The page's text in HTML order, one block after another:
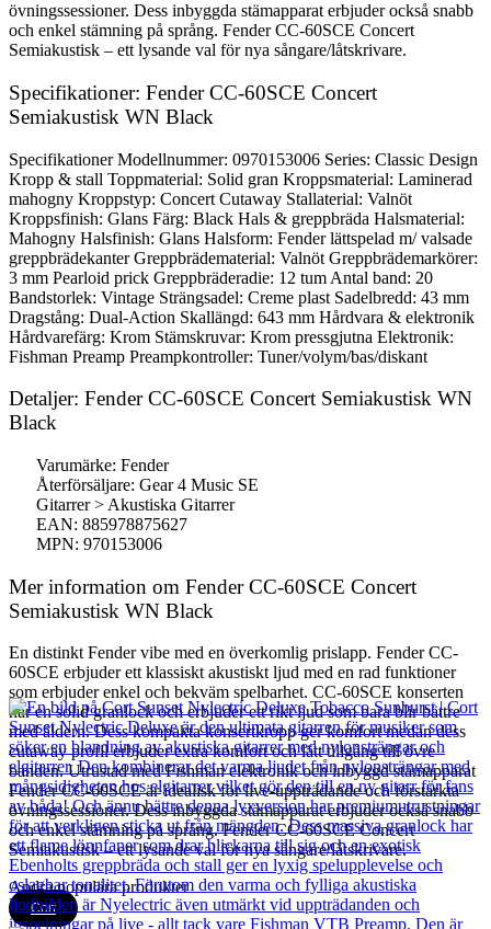
övningssessioner. Dess inbyggda stämapparat erbjuder också snabb
och enkel stämning på språng. Fender CC-60SCE Concert
Semiakustisk – ett lysande val för nya sångare/låtskrivare.
Specifikationer: Fender CC-60SCE Concert
Semiakustisk WN Black
Specifikationer Modellnummer: 0970153006 Series: Classic Design
Kropp & stall Toppmaterial: Solid gran Kroppsmaterial: Laminerad
mahogny Kroppstyp: Concert Cutaway Stallaterial: Valnöt
Kroppsfinish: Glans Färg: Black Hals & greppbräda Halsmaterial:
Mahogny Halsfinish: Glans Halsform: Fender lättspelad m/ valsade
greppbrädekanter Greppbrädematerial: Valnöt Greppbrädemarkörer:
3 mm Pearloid prick Greppbräderadie: 12 tum Antal band: 20
Bandstorlek: Vintage Strängsadel: Creme plast Sadelbredd: 43 mm
Dragstång: Dual-Action Skallängd: 643 mm Hårdvara & elektronik
Hårdvarefärg: Krom Stämskruvar: Krom pressgjutna Elektronik:
Fishman Preamp Preampkontroller: Tuner/volym/bas/diskant
Detaljer: Fender CC-60SCE Concert Semiakustisk WN
Black
Varumärke: Fender
Återförsäljare: Gear 4 Music SE
Gitarrer > Akustiska Gitarrer
EAN: 885978875627
MPN: 970153006
Mer information om Fender CC-60SCE Concert
Semiakustisk WN Black
En distinkt Fender vibe med en överkomlig prislapp. Fender CC-
60SCE erbjuder ett klassiskt akustiskt ljud med en rad funktioner
som erbjuder enkel och bekväm spelbarhet. CC-60SCE konserten
har en solid granlock och erbjuder ett rikt ljud som bara blir bättre
med åldern. Dess kompakta konsertkropp ger komfort medan dess
cutaway profil erbjuder extra komfort och lätt tillgång till övre
banden. Utrustad med Fishman elektronik och inbyggd stämapparat
Fender CC-60SCE är idealisk för live-uppträdande och förstärkta
övningssessioner. Dess inbyggda stämapparat erbjuder också snabb
och enkel stämning på språng. Fender CC-60SCE Concert
Semiakustisk – ett lysande val för nya sångare/låtskrivare.
Andra populära produkter
Cort